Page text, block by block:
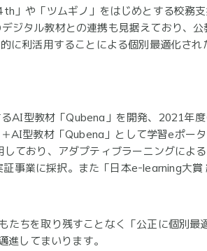
」や「ツムギノ」をはじめとする校務
ジタル教材との連携も見据えており、
に利活用することによる個別最適化さ
AI型教材「Qubena」を開発、2021年
AI型教材「Qubena」として学習eポー
ており、アダプティブラーニングによ
事業に採択。また「日本e-learning大
ちを取り残すことなく「公正に個別最
進してまいります。